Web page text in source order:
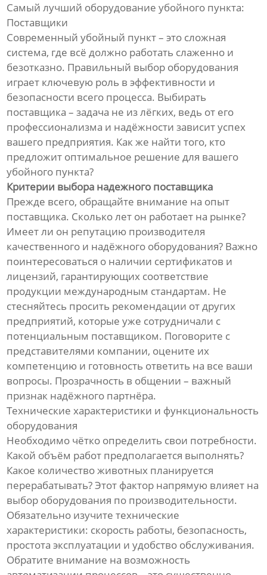
Самый лучший оборудование убойного пункта:
Поставщики
Современный убойный пункт – это сложная
система, где всё должно работать слаженно и
безотказно. Правильный выбор оборудования
играет ключевую роль в эффективности и
безопасности всего процесса. Выбирать
поставщика – задача не из лёгких, ведь от его
профессионализма и надёжности зависит успех
вашего предприятия. Как же найти того, кто
предложит оптимальное решение для вашего
убойного пункта?
Критерии выбора надежного поставщика
Прежде всего, обращайте внимание на опыт
поставщика. Сколько лет он работает на рынке?
Имеет ли он репутацию производителя
качественного и надёжного оборудования? Важно
поинтересоваться о наличии сертификатов и
лицензий, гарантирующих соответствие
продукции международным стандартам. Не
стесняйтесь просить рекомендации от других
предприятий, которые уже сотрудничали с
потенциальным поставщиком. Поговорите с
представителями компании, оцените их
компетенцию и готовность ответить на все ваши
вопросы. Прозрачность в общении – важный
признак надёжного партнёра.
Технические характеристики и функциональность
оборудования
Необходимо чётко определить свои потребности.
Какой объём работ предполагается выполнять?
Какое количество животных планируется
перерабатывать? Этот фактор напрямую влияет на
выбор оборудования по производительности.
Обязательно изучите технические
характеристики: скорость работы, безопасность,
простота эксплуатации и удобство обслуживания.
Обратите внимание на возможность